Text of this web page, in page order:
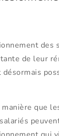
des
de leur
désormais
que